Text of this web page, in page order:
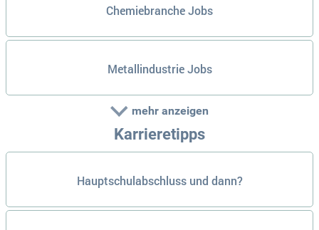
Chemiebranche Jobs
Metallindustrie Jobs
mehr anzeigen
Karrieretipps
Hauptschulabschluss und dann?